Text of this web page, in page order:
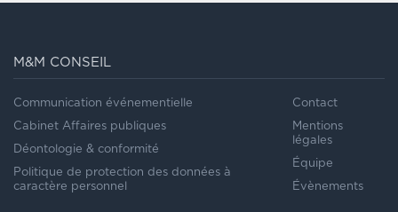
M&M CONSEIL
Communication événementielle
Cabinet Affaires publiques
Déontologie & conformité
Politique de protection des données à
caractère personnel
Contact
Mentions
légales
Équipe
Évènements